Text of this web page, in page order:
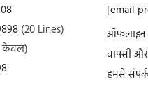
(20 Lines)
केवल)
[email
ऑफ़लाइन
वापसी
हमसे